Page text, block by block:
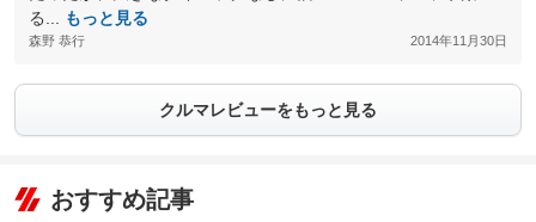
る...
もっと見る
森野 恭行 2014年11月30日
クルマレビューをもっと見る
おすすめ記事